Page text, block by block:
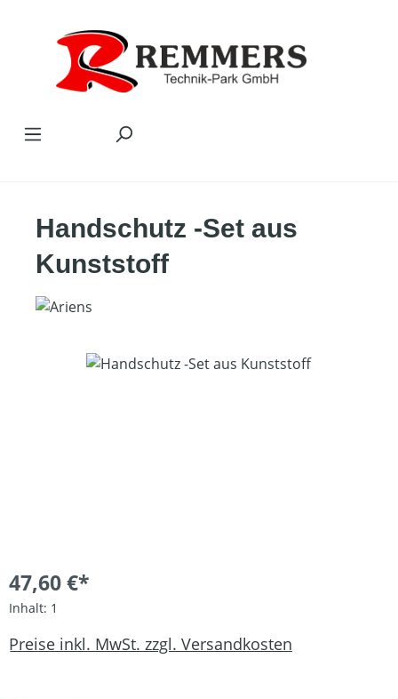
Handschutz -Set aus
Kunststoff
Bildergalerie überspringen
47,60 €*
Inhalt: 1
Preise inkl. MwSt. zzgl. Versandkosten